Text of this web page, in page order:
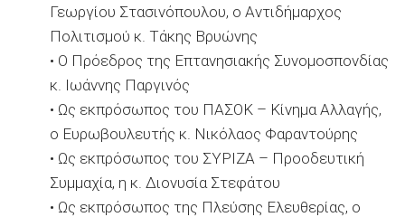
Γεωργίου Στασινόπουλου, ο Αντιδήμαρχος
Πολιτισμού κ. Τάκης Βρυώνης
• Ο Πρόεδρος της Επτανησιακής Συνομοσπονδίας
κ. Ιωάννης Παργινός
• Ως εκπρόσωπος του ΠΑΣΟΚ – Κίνημα Αλλαγής,
ο Ευρωβουλευτής κ. Νικόλαος Φαραντούρης
• Ως εκπρόσωπος του ΣΥΡΙΖΑ – Προοδευτική
Συμμαχία, η κ. Διονυσία Στεφάτου
• Ως εκπρόσωπος της Πλεύσης Ελευθερίας, ο